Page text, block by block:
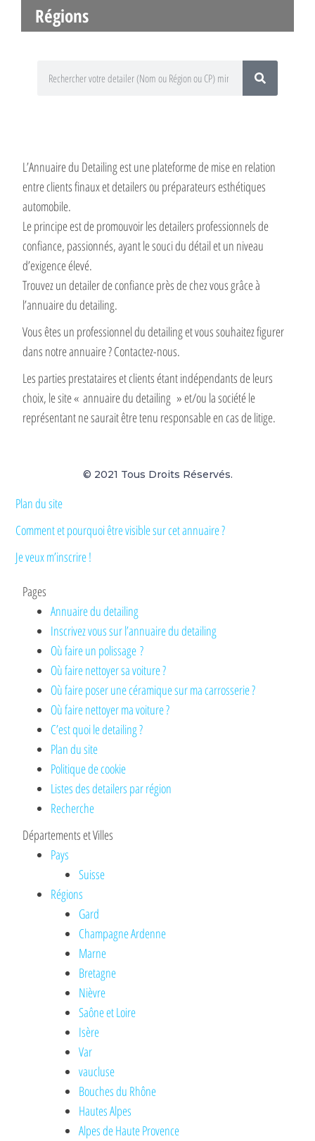
Régions
L’Annuaire du Detailing est une plateforme de mise en relation
entre clients finaux et detailers ou préparateurs esthétiques
automobile.
Le principe est de promouvoir les detailers professionnels de
confiance, passionnés, ayant le souci du détail et un niveau
d’exigence élevé.
Trouvez un detailer de confiance près de chez vous grâce à
l’annuaire du detailing.
Vous êtes un professionnel du detailing et vous souhaitez figurer
dans notre annuaire ? Contactez-nous.
Les parties prestataires et clients étant indépendants de leurs
choix, le site « annuaire du detailing » et/ou la société le
représentant ne saurait être tenu responsable en cas de litige.
© 2021 Tous Droits Réservés.
Plan du site
Comment et pourquoi être visible sur cet annuaire ?
Je veux m’inscrire !
Pages
Annuaire du detailing
Inscrivez vous sur l’annuaire du detailing
Où faire un polissage ?
Où faire nettoyer sa voiture ?
Où faire poser une céramique sur ma carrosserie ?
Où faire nettoyer ma voiture ?
C’est quoi le detailing ?
Plan du site
Politique de cookie
Listes des detailers par région
Recherche
Départements et Villes
Pays
Suisse
Régions
Gard
Champagne Ardenne
Marne
Bretagne
Nièvre
Saône et Loire
Isère
Var
vaucluse
Bouches du Rhône
Hautes Alpes
Alpes de Haute Provence